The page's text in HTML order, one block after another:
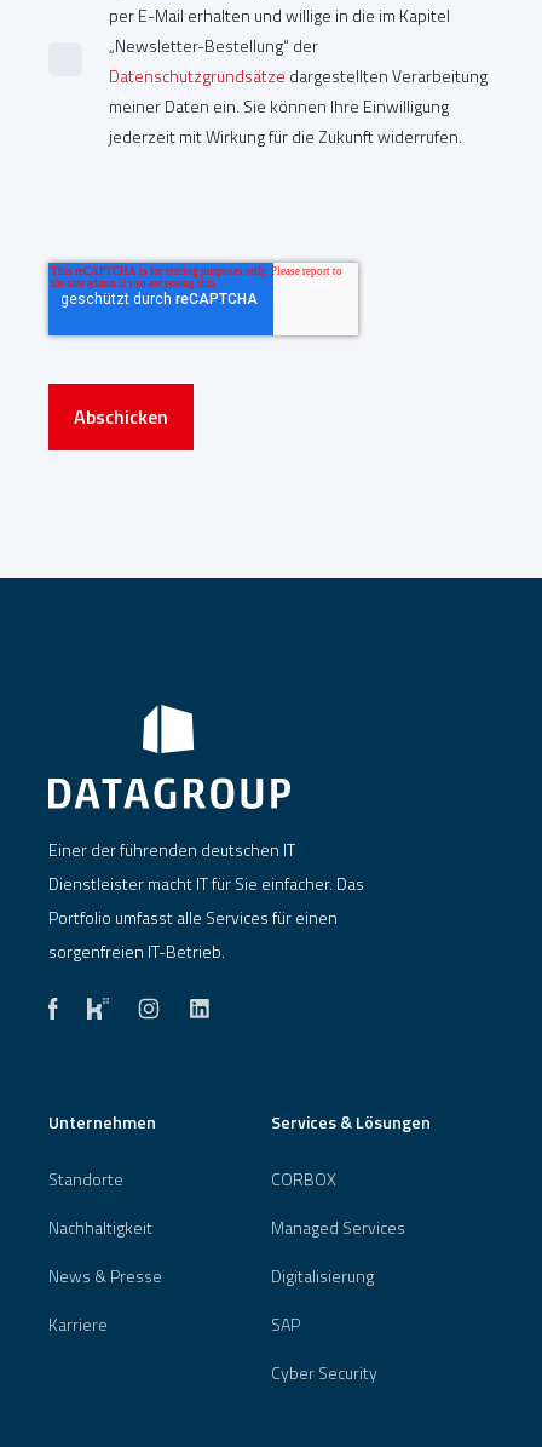
per E-Mail erhalten und willige in die im Kapitel
„Newsletter-Bestellung“ der
Datenschutzgrundsätze dargestellten Verarbeitung
meiner Daten ein. Sie können Ihre Einwilligung
jederzeit mit Wirkung für die Zukunft widerrufen.
Abschicken
Einer der führenden deutschen IT
Dienstleister macht IT für Sie einfacher. Das
Portfolio umfasst alle Services für einen
sorgenfreien IT-Betrieb.
Unternehmen
Standorte
Nachhaltigkeit
News & Presse
Karriere
Services & Lösungen
CORBOX
Managed Services
Digitalisierung
SAP
Cyber Security